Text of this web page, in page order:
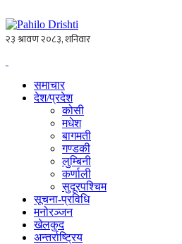
समाचार
देश/प्रदेश
कोसी
मधेश
बागमती
गण्डकी
लुम्बिनी
कर्णाली
सुदूरपश्चिम
सूचना-प्रविधि
मनोरञ्जन
खेलकुद
अन्तर्राष्ट्रिय